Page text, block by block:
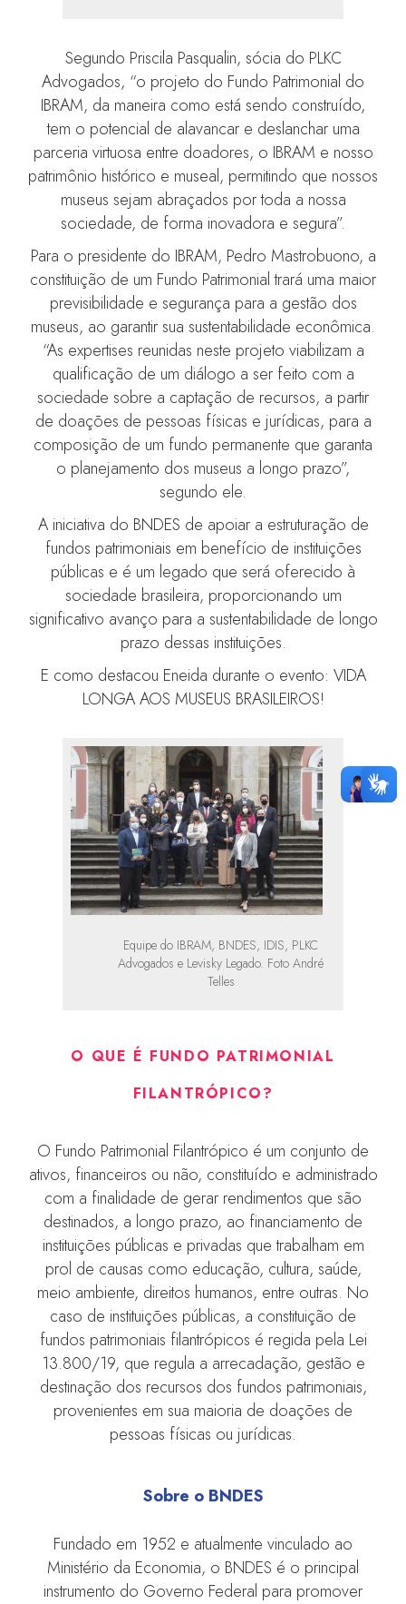
Segundo Priscila Pasqualin, sócia do PLKC
Advogados, “o projeto do Fundo Patrimonial do
IBRAM, da maneira como está sendo construído,
tem o potencial de alavancar e deslanchar uma
parceria virtuosa entre doadores, o IBRAM e nosso
patrimônio histórico e museal, permitindo que nossos
museus sejam abraçados por toda a nossa
sociedade, de forma inovadora e segura”.
Para o presidente do IBRAM, Pedro Mastrobuono, a
constituição de um Fundo Patrimonial trará uma maior
previsibilidade e segurança para a gestão dos
museus, ao garantir sua sustentabilidade econômica.
“As expertises reunidas neste projeto viabilizam a
qualificação de um diálogo a ser feito com a
sociedade sobre a captação de recursos, a partir
de doações de pessoas físicas e jurídicas, para a
composição de um fundo permanente que garanta
o planejamento dos museus a longo prazo”,
segundo ele.
A iniciativa do BNDES de apoiar a estruturação de
fundos patrimoniais em benefício de instituições
públicas e é um legado que será oferecido à
sociedade brasileira, proporcionando um
significativo avanço para a sustentabilidade de longo
prazo dessas instituições.
E como destacou Eneida durante o evento: VIDA
LONGA AOS MUSEUS BRASILEIROS!
Equipe do IBRAM, BNDES, IDIS, PLKC
Advogados e Levisky Legado. Foto André
Telles
O QUE É FUNDO PATRIMONIAL
FILANTRÓPICO?
O Fundo Patrimonial Filantrópico é um conjunto de
ativos, financeiros ou não, constituído e administrado
com a finalidade de gerar rendimentos que são
destinados, a longo prazo, ao financiamento de
instituições públicas e privadas que trabalham em
prol de causas como educação, cultura, saúde,
meio ambiente, direitos humanos, entre outras. No
caso de instituições públicas, a constituição de
fundos patrimoniais filantrópicos é regida pela Lei
13.800/19, que regula a arrecadação, gestão e
destinação dos recursos dos fundos patrimoniais,
provenientes em sua maioria de doações de
pessoas físicas ou jurídicas.
Sobre o BNDES
Fundado em 1952 e atualmente vinculado ao
Ministério da Economia, o BNDES é o principal
instrumento do Governo Federal para promover